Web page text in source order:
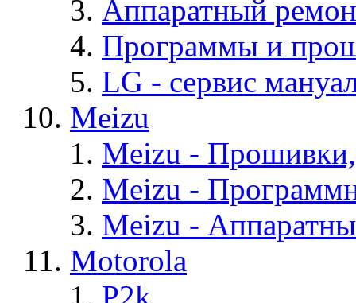
Аппаратный
Программы и
LG - cервис
Meizu
Meizu -
Meizu -
Meizu -
Motorola
P2k